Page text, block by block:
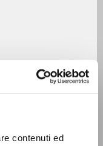
contenuti ed